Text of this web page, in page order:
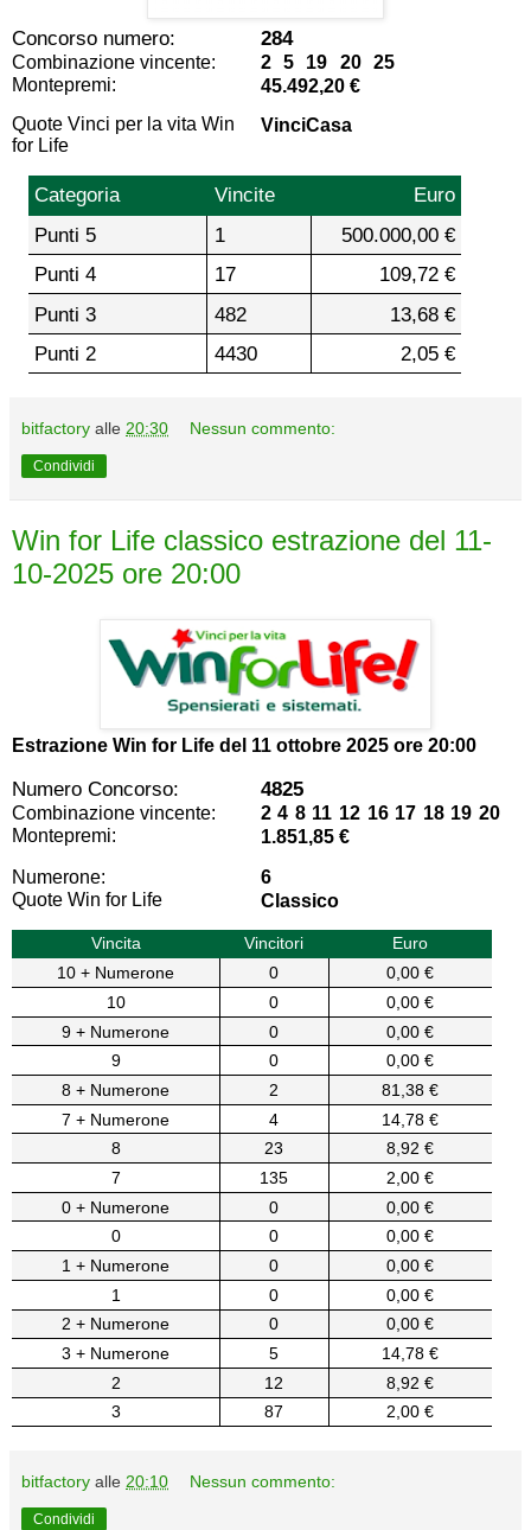
Concorso numero: 284
Combinazione vincente:
2 5 19 20 25
Montepremi:
45.492,20 €
Quote Vinci per la vita Win
for Life
VinciCasa
Categoria Vincite
Euro
Punti 5
1
500.000,00 €
Punti 4
17
109,72 €
Punti 3
482
13,68 €
Punti 2
4430 2,05 €
bitfactory alle 20:30 Nessun commento:
Condividi
Win for Life classico estrazione del 11-
10-2025 ore 20:00
Estrazione Win for Life del 11 ottobre 2025 ore 20:00
Numero Concorso: 4825
Combinazione vincente:
2 4 8 11 12 16 17 18 19 20
Montepremi:
1.851,85 €
Numerone:
6
Quote Win for Life
Classico
Vincita Vincitori
Euro
10 + Numerone
0
0,00 €
10
0
0,00 €
9 + Numerone
0
0,00 €
9
0
0,00 €
8 + Numerone
2
81,38 €
7 + Numerone
4
14,78 €
8
23
8,92 €
7
135
2,00 €
0 + Numerone
0
0,00 €
0
0
0,00 €
1 + Numerone
0
0,00 €
1
0
0,00 €
2 + Numerone
0
0,00 €
3 + Numerone
5
14,78 €
2
12
8,92 €
3
87 2,00 €
bitfactory alle 20:10 Nessun commento:
Condividi